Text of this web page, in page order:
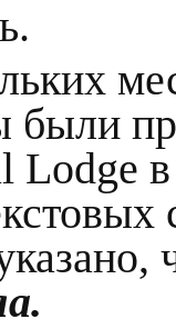
были
Lodge